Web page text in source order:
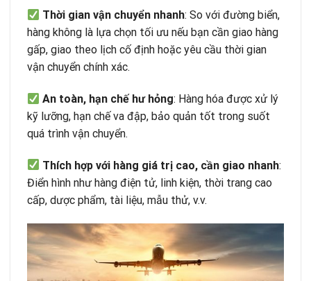
Thời gian vận chuyển nhanh: So với đường biển,
hàng không là lựa chọn tối ưu nếu bạn cần giao hàng
gấp, giao theo lịch cố định hoặc yêu cầu thời gian
vận chuyển chính xác.
An toàn, hạn chế hư hỏng: Hàng hóa được xử lý
kỹ lưỡng, hạn chế va đập, bảo quản tốt trong suốt
quá trình vận chuyển.
Thích hợp với hàng giá trị cao, cần giao nhanh:
Điển hình như hàng điện tử, linh kiện, thời trang cao
cấp, dược phẩm, tài liệu, mẫu thử, v.v.